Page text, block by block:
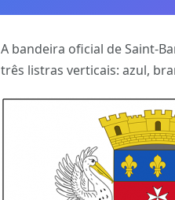
A bandeira oficial de Saint-
três listras verticais: azul,